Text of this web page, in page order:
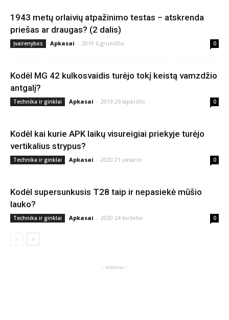
1943 metų orlaivių atpažinimo testas – atskrenda
priešas ar draugas? (2 dalis)
Įvairenybės Apkasai - 2019 6 gruodžio 0
Kodėl MG 42 kulkosvaidis turėjo tokį keistą vamzdžio
antgalį?
Technika ir ginklai Apkasai - 2019 26 lapkričio 0
Kodėl kai kurie APK laikų visureigiai priekyje turėjo
vertikalius strypus?
Technika ir ginklai Apkasai - 2020 21 vasario 0
Kodėl supersunkusis T28 taip ir nepasiekė mūšio
lauko?
Technika ir ginklai Apkasai - 2020 24 birželio 0
- reklama -